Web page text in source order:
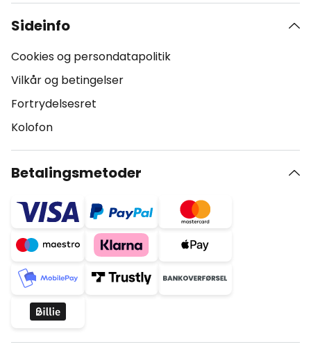
Sideinfo
Cookies og persondatapolitik
Vilkår og betingelser
Fortrydelsesret
Kolofon
Betalingsmetoder